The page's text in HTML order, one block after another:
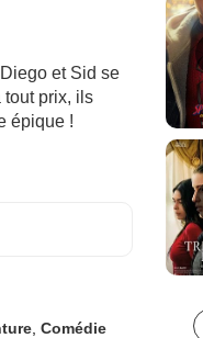
et Sid se
tout prix, ils
épique !
, Comédie